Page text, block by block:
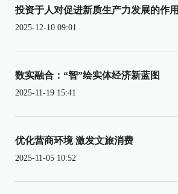
投资于人对促进新质生产力发展的作用
2025-12-10 09:01
数实融合：“智”绘实体经济新蓝图
2025-11-19 15:41
优化营商环境 激发文旅消费
2025-11-05 10:52